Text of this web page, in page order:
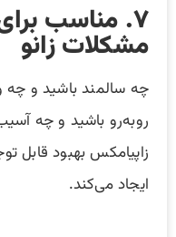
۷. مناسب
مشکلات زانو
چه سالمند باشید و چه
روبه‌رو باشید و چه
زاپیامکس بهبود قابل
ایجاد می‌کند.